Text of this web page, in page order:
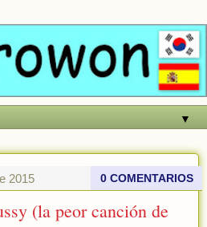
▼
2015 0 COMENTARIOS
(la peor canción de